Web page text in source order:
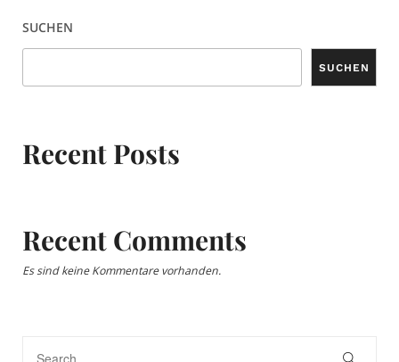
SUCHEN
SUCHEN
Recent Posts
Recent Comments
Es sind keine Kommentare vorhanden.